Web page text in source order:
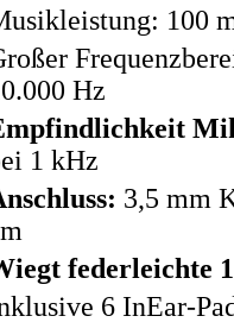
100
Hz
1 kHz
3,5 mm
federleichte
6 InEar-